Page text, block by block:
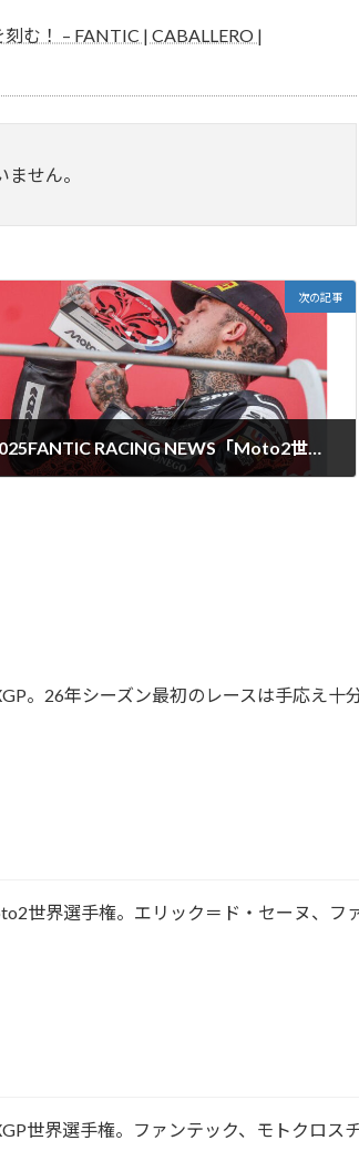
む！ – FANTIC | CABALLERO |
せん。
次の記事
2025FANTIC RACING NEWS「Moto2世界選手権。ホームGPでカネット、表彰台に上がる！」
。26年シーズン最初のレースは手応え十分
世界選手権。エリック＝ド・セーヌ、フ
世界選手権。ファンテック、モトクロス